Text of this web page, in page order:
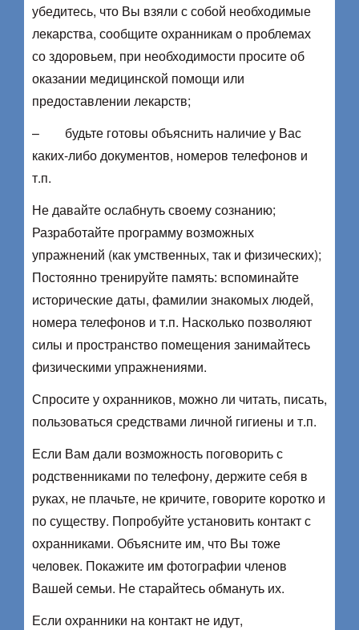
убедитесь, что Вы взяли с собой необходимые
лекарства, сообщите охранникам о проблемах
со здоровьем, при необходимости просите об
оказании медицинской помощи или
предоставлении лекарств;
– будьте готовы объяснить наличие у Вас
каких-либо документов, номеров телефонов и
т.п.
Не давайте ослабнуть своему сознанию;
Разработайте программу возможных
упражнений (как умственных, так и физических);
Постоянно тренируйте память: вспоминайте
исторические даты, фамилии знакомых людей,
номера телефонов и т.п. Насколько позволяют
силы и пространство помещения занимайтесь
физическими упражнениями.
Спросите у охранников, можно ли читать, писать,
пользоваться средствами личной гигиены и т.п.
Если Вам дали возможность поговорить с
родственниками по телефону, держите себя в
руках, не плачьте, не кричите, говорите коротко и
по существу. Попробуйте установить контакт с
охранниками. Объясните им, что Вы тоже
человек. Покажите им фотографии членов
Вашей семьи. Не старайтесь обмануть их.
Если охранники на контакт не идут,